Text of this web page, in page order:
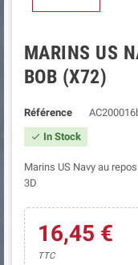
MARINS US
BOB (X72)
Référence
 In Stock
Marins US Navy au
3D
16,45 €
TTC